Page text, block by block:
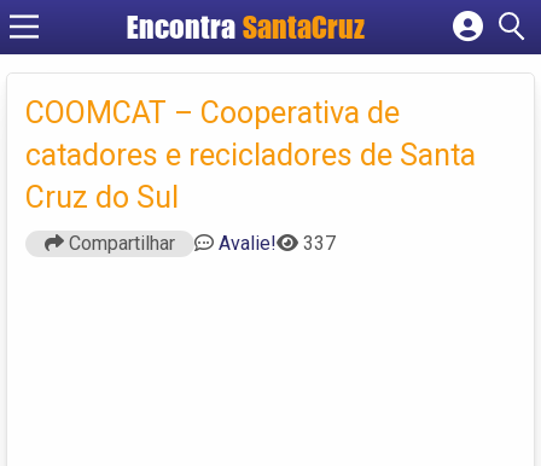
Encontra
Cadastrar empresa
Criar conta
COOMCAT – Cooperativa de
catadores e recicladores de Santa
Cruz do Sul
Compartilhar Avalie! 337